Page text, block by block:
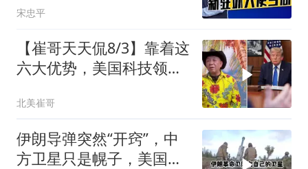
宋忠平
【崔哥天天侃8/3】靠着这
六大优势，美国科技领军
北美崔哥
伊朗导弹突然“开窍”，中
方卫星只是幌子，美国真